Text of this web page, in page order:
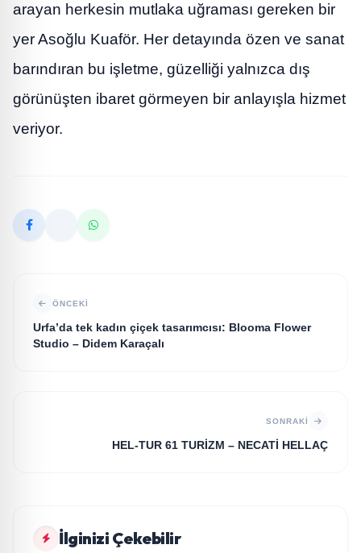
arayan herkesin mutlaka uğraması gereken bir
yer Asoğlu Kuaför. Her detayında özen ve sanat
barındıran bu işletme, güzelliği yalnızca dış
görünüşten ibaret görmeyen bir anlayışla hizmet
veriyor.
ÖNCEKI
Urfa’da tek kadın çiçek tasarımcısı: Blooma Flower
Studio – Didem Karaçalı
SONRAKI
HEL-TUR 61 TURİZM – NECATİ HELLAÇ
İlginizi Çekebilir
GÜNDEM
Arabesk müziğin sevilen sanatçısı Cansever 59
GÜNDEM